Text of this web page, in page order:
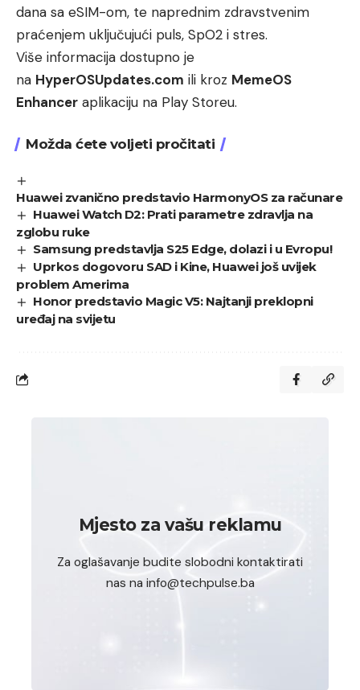
dana sa eSIM-om, te naprednim zdravstvenim
praćenjem uključujući puls, SpO2 i stres.
Više informacija dostupno je
na HyperOSUpdates.com ili kroz MemeOS
Enhancer aplikaciju na Play Storeu.
Možda ćete voljeti pročitati
Huawei zvanično predstavio HarmonyOS za računare
Huawei Watch D2: Prati parametre zdravlja na
zglobu ruke
Samsung predstavlja S25 Edge, dolazi i u Evropu!
Uprkos dogovoru SAD i Kine, Huawei još uvijek
problem Amerima
Honor predstavio Magic V5: Najtanji preklopni
uređaj na svijetu
Mjesto za vašu reklamu
Za oglašavanje budite slobodni kontaktirati
nas na info@techpulse.ba